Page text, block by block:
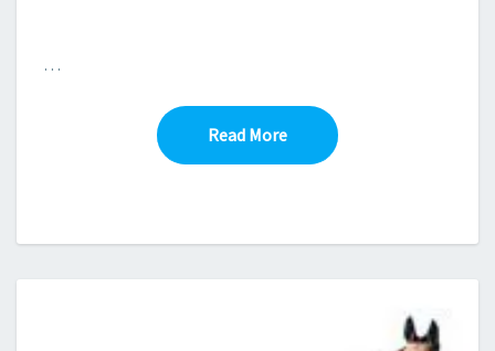
…
Read MoreRead More